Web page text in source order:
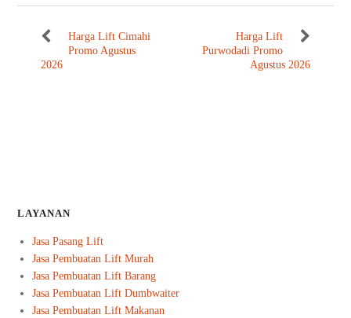
Harga Lift Cimahi
Promo Agustus
2026
Harga Lift
Purwodadi Promo
Agustus 2026
LAYANAN
Jasa Pasang Lift
Jasa Pembuatan Lift Murah
Jasa Pembuatan Lift Barang
Jasa Pembuatan Lift Dumbwaiter
Jasa Pembuatan Lift Makanan